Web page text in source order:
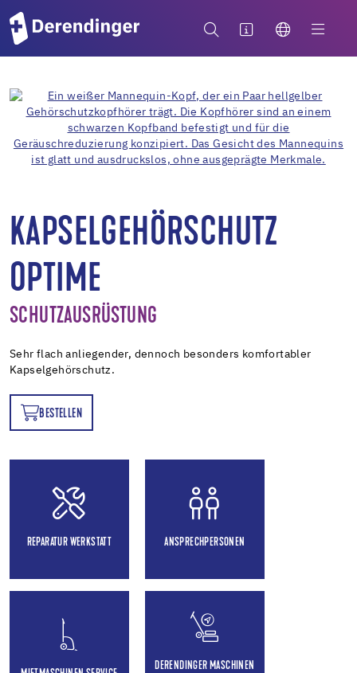
KAPSELGEHÖRSCHUTZ
OPTIME
SCHUTZAUSRÜSTUNG
Sehr flach anliegender, dennoch besonders komfortabler
Kapselgehörschutz.
BESTELLEN
REPARATUR WERKSTATT ANSPRECHPERSONEN
DERENDINGER MASCHINEN